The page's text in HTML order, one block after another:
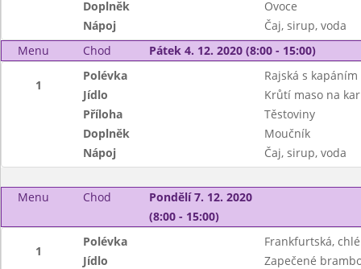
Doplněk
Ovoce
Nápoj
Čaj, sirup, voda
Menu
Chod Pátek 4. 12. 2020 (8:00 - 15:00)
1
Polévka
Rajská s kapáním
Jídlo
Krůtí maso na
Příloha
Těstoviny
Doplněk
Moučník
Nápoj
Čaj, sirup, voda
Menu Chod
Pondělí 7. 12. 2020
(8:00 - 15:00)
1
Polévka
Frankfurtská,
Jídlo
Zapečené